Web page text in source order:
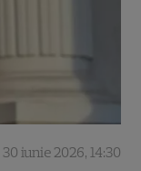
30 iunie 2026, 14:30